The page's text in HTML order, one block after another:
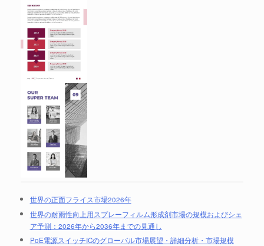
世界の正面フライス市場2026年
世界の耐雨性向上用スプレーフィルム形成剤市場の規模およびシェ
ア予測：2026年から2036年までの見通し
PoE電源スイッチICのグローバル市場展望・詳細分析・市場規模